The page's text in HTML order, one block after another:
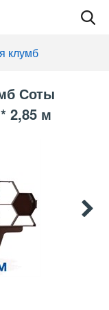
клумб
Соты
2,85 м